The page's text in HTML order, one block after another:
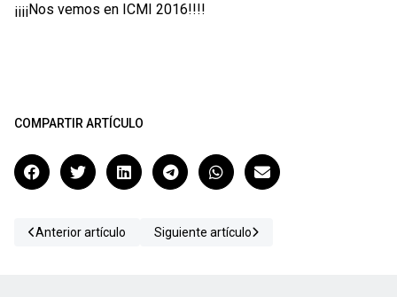
¡¡¡¡Nos vemos en ICMI 2016!!!!
COMPARTIR ARTÍCULO
Anterior artículo Siguiente artículo